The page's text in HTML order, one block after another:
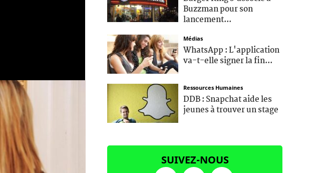
Buzzman pour son
lancement...
Médias
WhatsApp : L'application
va-t-elle signer la fin...
Ressources Humaines
DDB : Snapchat aide les
jeunes à trouver un stage
SUIVEZ-NOUS